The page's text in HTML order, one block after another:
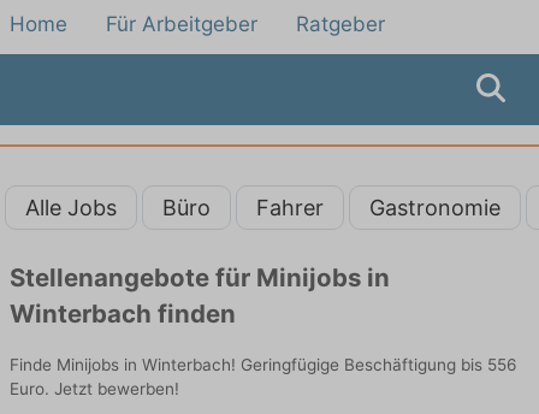
Home Für Arbeitgeber Ratgeber
Alle Jobs Büro Fahrer Gastronomie
Stellenangebote für Minijobs in
Winterbach finden
Finde Minijobs in Winterbach! Geringfügige Beschäftigung bis 556
Euro. Jetzt bewerben!